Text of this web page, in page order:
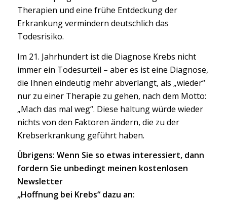
Therapien und eine frühe Entdeckung der
Erkrankung vermindern deutschlich das
Todesrisiko.
Im 21. Jahrhundert ist die Diagnose Krebs nicht
immer ein Todesurteil – aber es ist eine Diagnose,
die Ihnen eindeutig mehr abverlangt, als „wieder“
nur zu einer Therapie zu gehen, nach dem Motto:
„Mach das mal weg“. Diese haltung würde wieder
nichts von den Faktoren ändern, die zu der
Krebserkrankung geführt haben.
Übrigens: Wenn Sie so etwas interessiert, dann
fordern Sie unbedingt meinen kostenlosen
Newsletter
„Hoffnung bei Krebs“ dazu an: